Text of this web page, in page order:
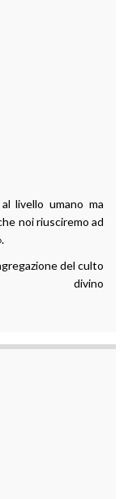
livello umano ma
noi riusciremo ad
del culto
divino